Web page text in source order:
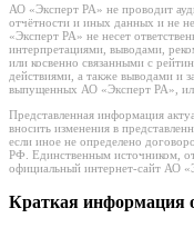
АО «Эксперт РА» не проводит
отчётности и иных данных и не
«Эксперт РА» не несет
интерпретациями, выводами,
или косвенно связанными с
действиями, а также выводами и
выпущенных АО «Эксперт РА»,
Представленная информация
вносить изменения в
если иное не определено
РФ. Единственным источником,
официальный интернет-сайт АО
Краткая информация